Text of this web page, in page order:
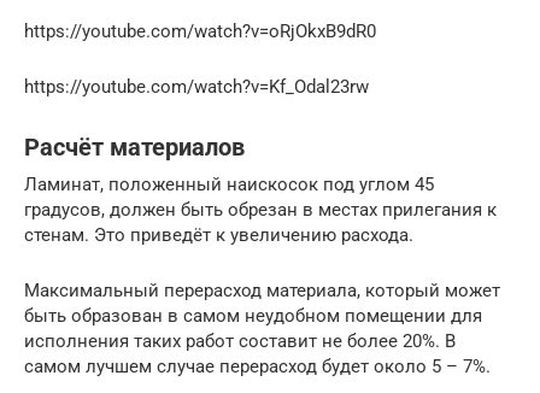
https://youtube.com/watch?v=oRjOkxB9dR0
https://youtube.com/watch?v=Kf_Odal23rw
Расчёт материалов
Ламинат, положенный наискосок под углом 45
градусов, должен быть обрезан в местах прилегания к
стенам. Это приведёт к увеличению расхода.
Максимальный перерасход материала, который может
быть образован в самом неудобном помещении для
исполнения таких работ составит не более 20%. В
самом лучшем случае перерасход будет около 5 – 7%.